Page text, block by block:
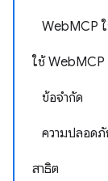
WebMCP
ใช้ WebMCP
ข้อจำกัด
ความปลอด
สาธิต